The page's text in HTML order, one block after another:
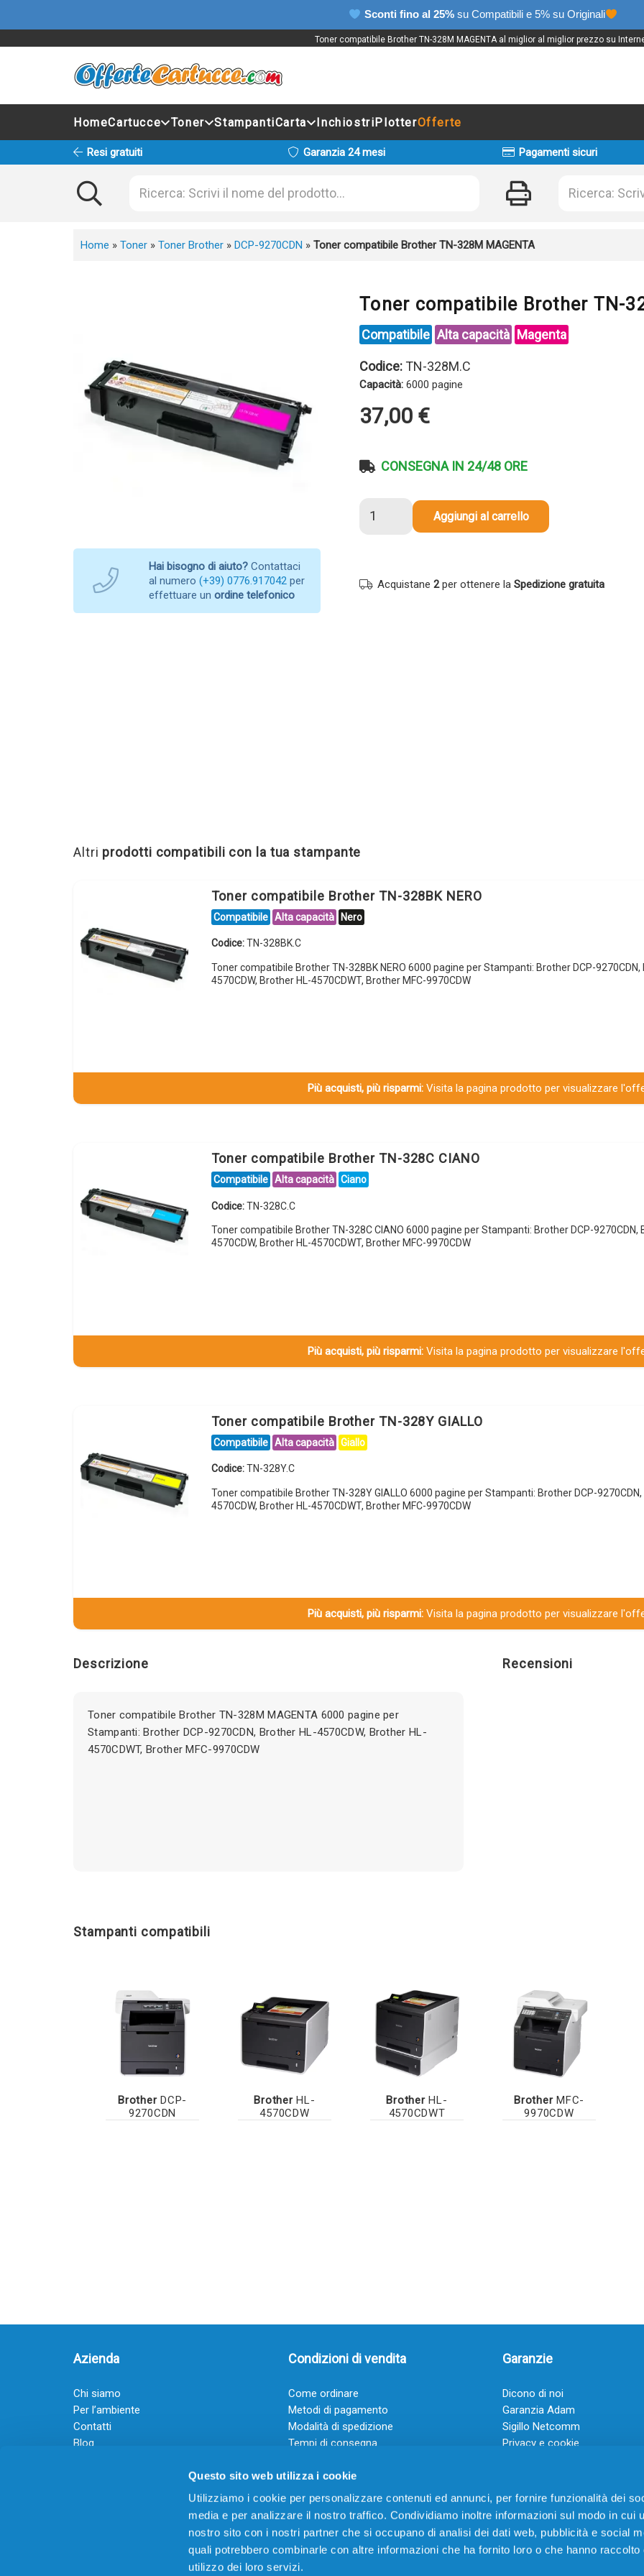
Questo sito web utilizza i cookie
Utilizziamo i cookie per personalizzare contenuti ed annunci, per fornire funzionalità dei
media e per analizzare il nostro traffico. Condividiamo inoltre informazioni sul modo in cui
nostro sito con i nostri partner che si occupano di analisi dei dati web, pubblicità e social
quali potrebbero combinarle con altre informazioni che ha fornito loro o che hanno raccolto
utilizzo dei loro servizi.
Sconti fino al 25% su Compatibili e 5% su Originali
Toner compatibile Brother TN-328M MAGENTA al miglior al miglior prezzo su
HomeCartucce Toner StampantiCarta InchiostriPlotterOfferte
Resi gratuiti Garanzia 24 mesi Pagamenti sicuri
Home » Toner » Toner Brother » DCP-9270CDN » Toner compatibile Brother TN-328M MAGENTA
Hai bisogno di aiuto? Contattaci
al numero (+39) 0776.917042 per
effettuare un ordine telefonico
Toner compatibile Brother TN-
Compatibile Alta capacità Magenta
Codice: TN-328M.C
Capacità: 6000 pagine
37,00 €
CONSEGNA IN 24/48 ORE
compatibile
MAGENTA
Aggiungi al carrello
Acquistane 2per ottenere la Spedizione gratuita
Altri prodotti compatibili con la tua stampante
Toner compatibile Brother TN-328BK NERO
Compatibile Alta capacità Nero
Codice:TN-328BK.C
Toner compatibile Brother TN-328BK NERO 6000 pagine per Stampanti: Brother DCP-9270CDN,
4570CDW, Brother HL-4570CDWT, Brother MFC-9970CDW
Più acquisti, più risparmi:Visita la pagina prodotto per visualizzare
Toner compatibile Brother TN-328C CIANO
Compatibile Alta capacità Ciano
Codice:TN-328C.C
Toner compatibile Brother TN-328C CIANO 6000 pagine per Stampanti: Brother DCP-9270CDN,
4570CDW, Brother HL-4570CDWT, Brother MFC-9970CDW
Più acquisti, più risparmi:Visita la pagina prodotto per visualizzare
Toner compatibile Brother TN-328Y GIALLO
Compatibile Alta capacità Giallo
Codice:TN-328Y.C
Toner compatibile Brother TN-328Y GIALLO 6000 pagine per Stampanti: Brother DCP-
4570CDW, Brother HL-4570CDWT, Brother MFC-9970CDW
Più acquisti, più risparmi:Visita la pagina prodotto per visualizzare
Descrizione
Toner compatibile Brother TN-328M MAGENTA 6000 pagine per
Stampanti: Brother DCP-9270CDN, Brother HL-4570CDW, Brother HL-
4570CDWT, Brother MFC-9970CDW
Recensioni
Stampanti compatibili
BrotherDCP-
9270CDN
BrotherHL-
4570CDW
BrotherHL-
4570CDWT
BrotherMFC-
9970CDW
Azienda
Chi siamo
Per l’ambiente
Contatti
Blog
Guadagna con il Dropship
Condizioni di vendita
Come ordinare
Metodi di pagamento
Modalità di spedizione
Tempi di consegna
Garanzie
Dicono di noi
Garanzia Adam
Sigillo Netcomm
Privacy e cookie